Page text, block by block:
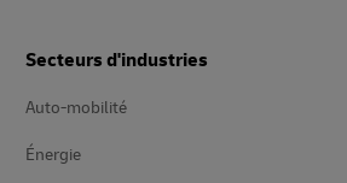
Secteurs d'industries
Auto-mobilité
Énergie